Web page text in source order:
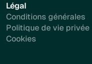
Légal
Conditions générales
Politique de vie privée
Cookies